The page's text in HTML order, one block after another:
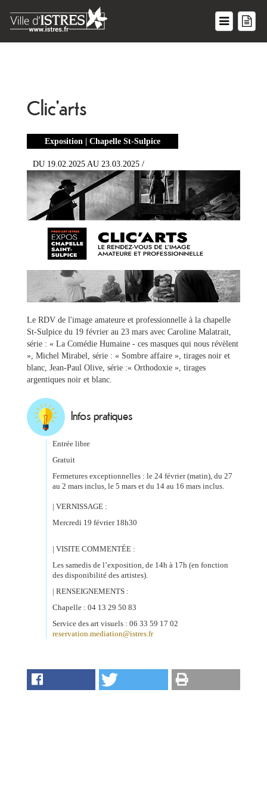
Ma
mairie
Mes
démarches
Culture
Loisirs
Tourisme
Sports
Infos
Clic'arts
Exposition | Chapelle St-Sulpice
DU 19.02.2025 AU 23.03.2025 /
Le RDV de l'image amateure et professionnelle à la chapelle
St-Sulpice du 19 février au 23 mars avec Caroline Malatrait,
série : « La Comédie Humaine - ces masques qui nous révèlent
», Michel Mirabel, série : « Sombre affaire », tirages noir et
blanc, Jean-Paul Olive, série :« Orthodoxie », tirages
argentiques noir et blanc.
Infos pratiques
Entrée libre
Gratuit
Fermetures exceptionnelles : le 24 février (matin), du 27
au 2 mars inclus, le 5 mars et du 14 au 16 mars inclus.
| VERNISSAGE :
Mercredi 19 février 18h30
| VISITE COMMENTÉE :
Les samedis de l’exposition, de 14h à 17h (en fonction
des disponibilité des artistes).
| RENSEIGNEMENTS :
Chapelle : 04 13 29 50 83
Service des art visuels : 06 33 59 17 02
reservation.mediation@istres.fr